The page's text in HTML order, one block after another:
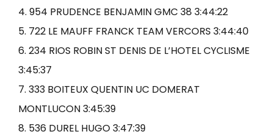
4. 954 PRUDENCE BENJAMIN GMC 38 3:44:22
5. 722 LE MAUFF FRANCK TEAM VERCORS 3:44:40
6. 234 RIOS ROBIN ST DENIS DE L’HOTEL CYCLISME
3:45:37
7. 333 BOITEUX QUENTIN UC DOMERAT
MONTLUCON 3:45:39
8. 536 DUREL HUGO 3:47:39